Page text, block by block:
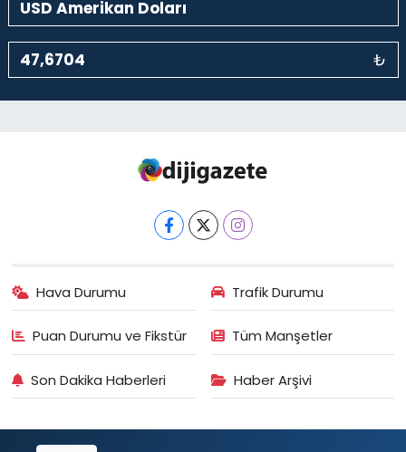
₺
Hava Durumu Trafik Durumu
Puan Durumu ve Fikstür Tüm Manşetler
Son Dakika Haberleri Haber Arşivi